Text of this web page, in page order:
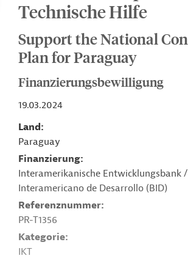
Technische Hilfe
Support the National
Plan for Paraguay
Finanzierungsbewilligung
19.03.2024
Land
Paraguay
Finanzierung
Interamerikanische Entwicklungsbank
Interamericano de Desarrollo (BID)
Referenznummer
PR-T1356
Kategorie
IKT